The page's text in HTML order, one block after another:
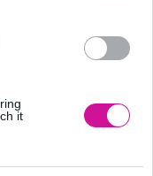
it
όσο
ξανά
στη